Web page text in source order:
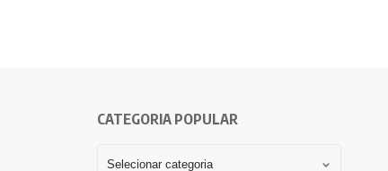
CATEGORIA POPULAR